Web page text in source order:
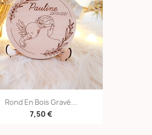
Rond En Bois Gravé...
7,50 €